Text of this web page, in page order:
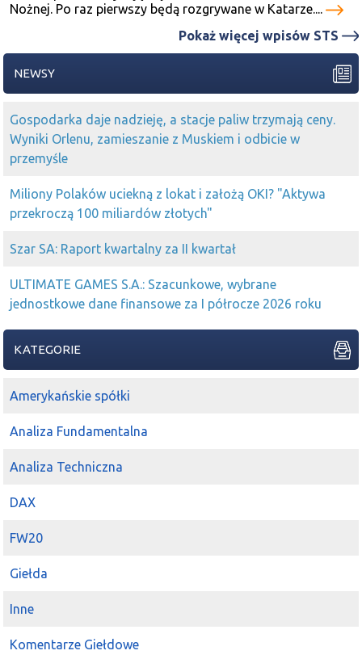
Nożnej. Po raz pierwszy będą rozgrywane w Katarze....
Pokaż więcej wpisów STS
NEWSY
Gospodarka daje nadzieję, a stacje paliw trzymają ceny.
Wyniki Orlenu, zamieszanie z Muskiem i odbicie w
przemyśle
Miliony Polaków uciekną z lokat i założą OKI? "Aktywa
przekroczą 100 miliardów złotych"
Szar SA: Raport kwartalny za II kwartał
ULTIMATE GAMES S.A.: Szacunkowe, wybrane
jednostkowe dane finansowe za I półrocze 2026 roku
KATEGORIE
Amerykańskie spółki
Analiza Fundamentalna
Analiza Techniczna
DAX
FW20
Giełda
Inne
Komentarze Giełdowe